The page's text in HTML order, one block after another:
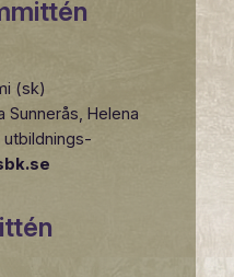
(sk)
Sunnerås, Helena
utbildnings-